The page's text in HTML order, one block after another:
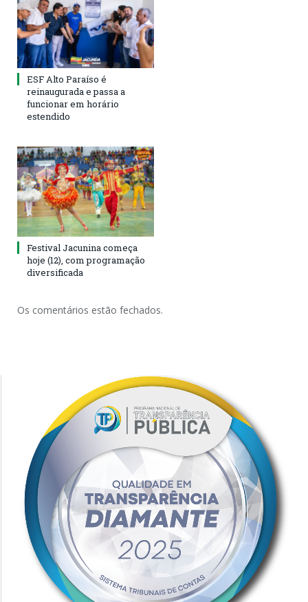
ESF Alto Paraíso é
reinaugurada e passa a
funcionar em horário
estendido
Festival Jacunina começa
hoje (12), com programação
diversificada
Os comentários estão fechados.